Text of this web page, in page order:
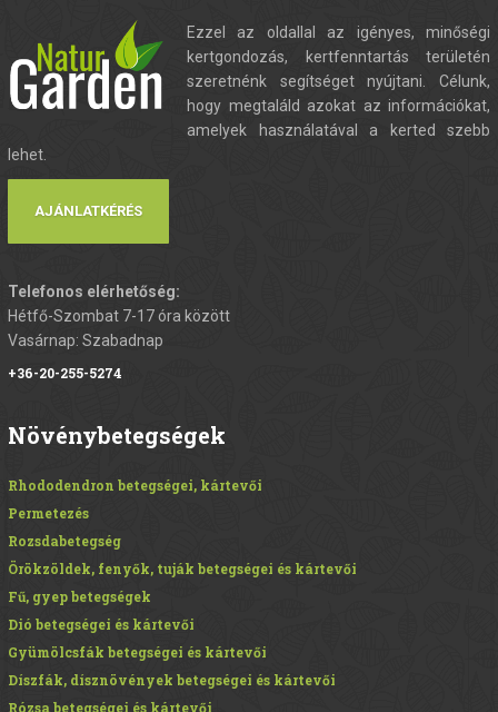
Ezzel az oldallal az igényes, minőségi
kertgondozás, kertfenntartás területén
szeretnénk segítséget nyújtani. Célunk,
hogy megtaláld azokat az információkat,
amelyek használatával a kerted szebb
lehet.
AJÁNLATKÉRÉS
Telefonos elérhetőség:
Hétfő-Szombat 7-17 óra között
Vasárnap: Szabadnap
+36-20-255-5274
Növénybetegségek
Rhododendron betegségei, kártevői
Permetezés
Rozsdabetegség
Örökzöldek, fenyők, tuják betegségei és kártevői
Fű, gyep betegségek
Dió betegségei és kártevői
Gyümölcsfák betegségei és kártevői
Díszfák, dísznövények betegségei és kártevői
Rózsa betegségei és kártevői